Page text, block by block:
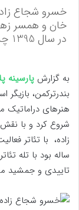
خسرو شجاع
در سال 1395 چشم از جهان فروبست.
به گزارش پارسینه
بندرترکمن،
هنرهای دراماتیک
شروع کرد و با
ساله بود با تله
تاییدی و جمشید